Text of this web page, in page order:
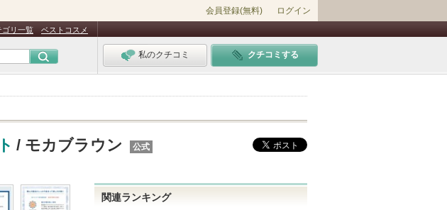
会員登録(無料) ログイン
ゴリ一覧 ベストコスメ
私のクチコミ クチコミする
/ モカブラウン 公式
関連ランキング